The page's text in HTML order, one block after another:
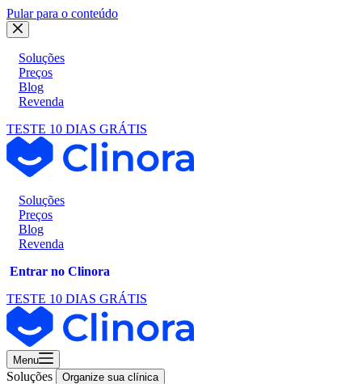
Pular para o conteúdo
Soluções
Preços
Blog
Revenda
TESTE 10 DIAS GRÁTIS
Soluções
Preços
Blog
Revenda
Entrar no Clinora
TESTE 10 DIAS GRÁTIS
Menu
Soluções Organize sua clínica